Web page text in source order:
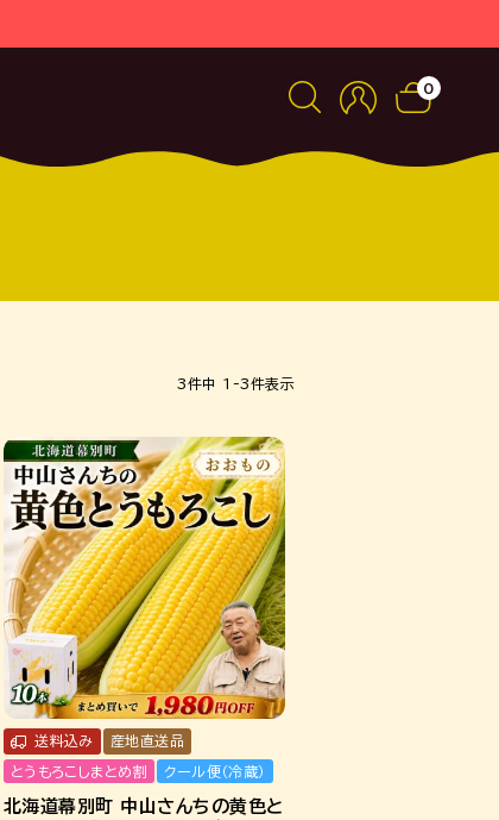
0
3件中 1 -3件表示
北海道幕別町 中山さんちの黄色と
送料込み 産地直送品
とうもろこしまとめ割 クール便（冷蔵）